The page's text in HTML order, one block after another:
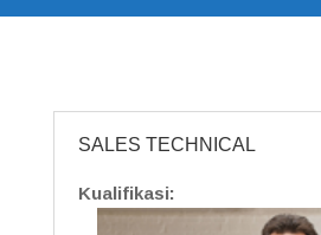
SALES TECHNICAL
Kualifikasi: